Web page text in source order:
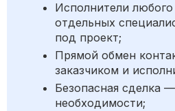
Исполнители
отдельных
под проект;
Прямой обмен
заказчиком и
Безопасная сделка
необходимости;